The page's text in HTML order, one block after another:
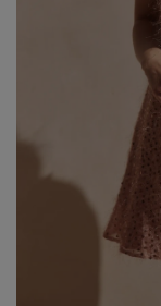
Popularne